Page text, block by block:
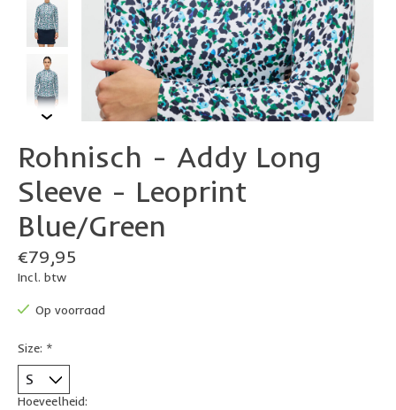
Rohnisch - Addy Long
Sleeve - Leoprint
Blue/Green
€79,95
Incl. btw
Op voorraad
Size: *
Hoeveelheid: